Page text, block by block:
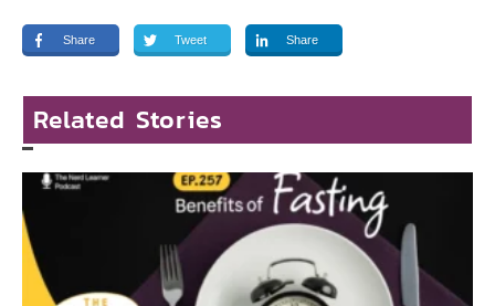
Share Tweet Share
Related Stories